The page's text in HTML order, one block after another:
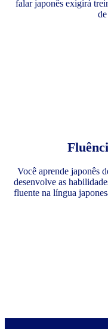
falar japonês exigirá
Você aprende japonês
desenvolve as
fluente na língua